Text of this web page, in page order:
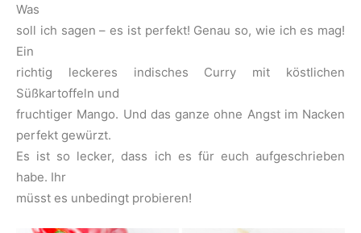
Was
soll ich sagen – es ist perfekt! Genau so, wie ich es mag!
Ein
richtig leckeres indisches Curry mit köstlichen
Süßkartoffeln und
fruchtiger Mango. Und das ganze ohne Angst im Nacken
perfekt gewürzt.
Es ist so lecker, dass ich es für euch aufgeschrieben
habe. Ihr
müsst es unbedingt probieren!